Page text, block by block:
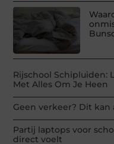
Rijschool Schipluiden:
Met Alles Om Je Heen
Geen verkeer? Dit
Partij laptops voor
direct voelt